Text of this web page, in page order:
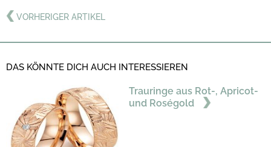
VORHERIGER ARTIKEL
DAS KÖNNTE DICH AUCH INTERESSIEREN
Trauringe aus Rot-, Apricot-
und Roségold